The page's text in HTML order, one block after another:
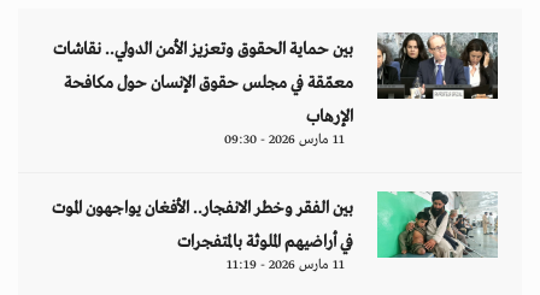
بين حماية الحقوق وتعزيز الأمن الدولي.. نقاشات
معمّقة في مجلس حقوق الإنسان حول مكافحة
الإرهاب
11 مارس 2026 - 09:30
بين الفقر وخطر الانفجار.. الأفغان يواجهون الموت
في أراضيهم الملوثة بالمتفجرات
11 مارس 2026 - 11:19